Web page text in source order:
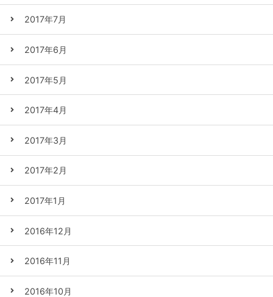
2017年7月
2017年6月
2017年5月
2017年4月
2017年3月
2017年2月
2017年1月
2016年12月
2016年11月
2016年10月